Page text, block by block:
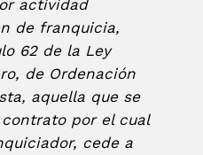
actividad
de franquicia,
62 de la Ley
de Ordenación
aquella que se
por el cual
cede a